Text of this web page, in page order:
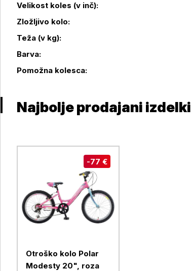
Podrobnosti izdelka
Velikost koles (v inč):
Zložljivo kolo:
Teža (v kg):
Barva:
Pomožna kolesca:
Najbolje prodajani izdelki
-77 €
Otroško kolo Polar
Modesty 20", roza